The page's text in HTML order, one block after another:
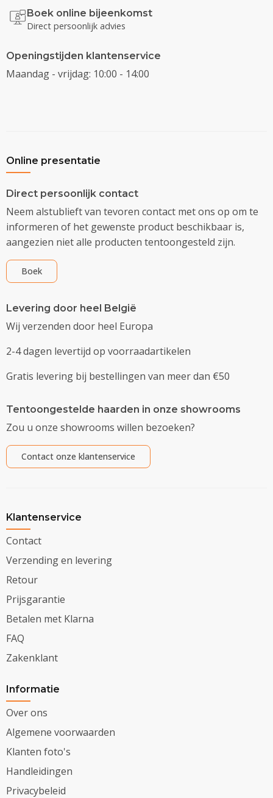
Boek online bijeenkomst
Direct persoonlijk advies
Openingstijden klantenservice
Maandag - vrijdag: 10:00 - 14:00
Online presentatie
Direct persoonlijk contact
Neem alstublieft van tevoren contact met ons op om te
informeren of het gewenste product beschikbaar is,
aangezien niet alle producten tentoongesteld zijn.
Boek
Levering door heel België
Wij verzenden door heel Europa
2-4 dagen levertijd op voorraadartikelen
Gratis levering bij bestellingen van meer dan €50
Tentoongestelde haarden in onze showrooms
Zou u onze showrooms willen bezoeken?
Contact onze klantenservice
Klantenservice
Contact
Verzending en levering
Retour
Prijsgarantie
Betalen met Klarna
FAQ
Zakenklant
Informatie
Over ons
Algemene voorwaarden
Klanten foto's
Handleidingen
Privacybeleid